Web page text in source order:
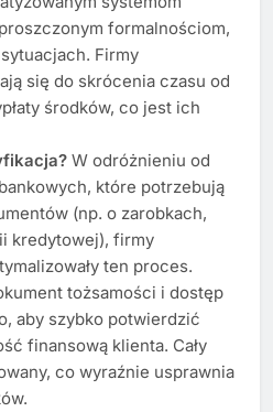
formalnościom,
Firmy
się do skrócenia czasu od
środków, co jest ich
W odróżnieniu od
które potrzebują
(np. o zarobkach,
kredytowej), firmy
ten proces.
tożsamości i dostęp
aby szybko potwierdzić
finansową klienta. Cały
co wyraźnie usprawnia